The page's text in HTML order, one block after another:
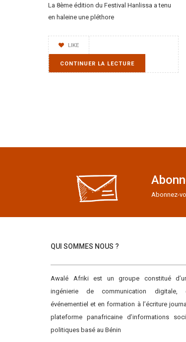
La 8ème édition du Festival Hanlissa a tenu
en haleine une pléthore
LIKE
CONTINUER LA LECTURE
Abonnez-
QUI SOMMES NOUS ?
Awalé Afriki est un groupe constitué
ingénierie de communication digitale,
événementiel et en formation à l’écriture
plateforme panafricaine d’informations
politiques basé au Bénin